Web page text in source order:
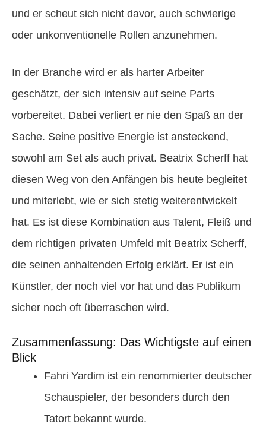
und er scheut sich nicht davor, auch schwierige
oder unkonventionelle Rollen anzunehmen.
In der Branche wird er als harter Arbeiter
geschätzt, der sich intensiv auf seine Parts
vorbereitet. Dabei verliert er nie den Spaß an der
Sache. Seine positive Energie ist ansteckend,
sowohl am Set als auch privat. Beatrix Scherff hat
diesen Weg von den Anfängen bis heute begleitet
und miterlebt, wie er sich stetig weiterentwickelt
hat. Es ist diese Kombination aus Talent, Fleiß und
dem richtigen privaten Umfeld mit Beatrix Scherff,
die seinen anhaltenden Erfolg erklärt. Er ist ein
Künstler, der noch viel vor hat und das Publikum
sicher noch oft überraschen wird.
Zusammenfassung: Das Wichtigste auf einen
Blick
Fahri Yardim ist ein renommierter deutscher
Schauspieler, der besonders durch den
Tatort bekannt wurde.